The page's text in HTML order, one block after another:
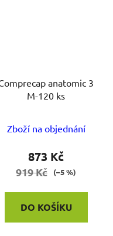
anatomic 3
M-120 ks
Zboží na objednání
873 Kč
919 Kč (–5 %)
DO KOŠÍKU